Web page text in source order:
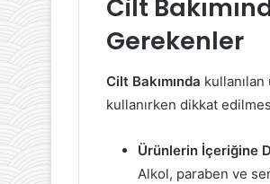
Cilt
Gerekenler
Cilt Bakımında
kullanırken dikkat
Ürünlerin İçeriğine
Alkol, paraben ve